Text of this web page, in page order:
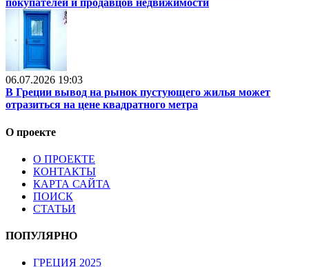
покупателей и продавцов недвижимости
06.07.2026 19:03
В Греции вывод на рынок пустующего жилья может
отразиться на цене квадратного метра
О проекте
О ПРОЕКТЕ
КОНТАКТЫ
КАРТА САЙТА
ПОИСК
СТАТЬИ
ПОПУЛЯРНО
ГРЕЦИЯ 2025